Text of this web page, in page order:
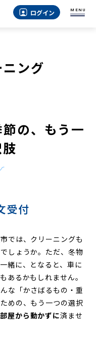
ログイン MENU
ング
の、もう一
受付
では、クリーニングも
しょうか。ただ、冬物
緒に、となると、車に
あるかもしれません。
な「かさばるもの・重
めの、もう一つの選択
屋から動かずに済ませ